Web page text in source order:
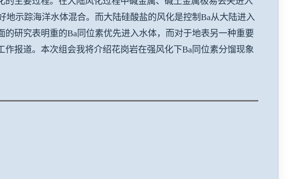
地示踪海洋水体混合。而大陆硅酸盐的风化是控制Ba从大陆进入
研究表明重的Ba同位素优先进入水体，而对于地表另一种重要
报道。本次组会我将介绍花岗岩在强风化下Ba同位素分馏现象